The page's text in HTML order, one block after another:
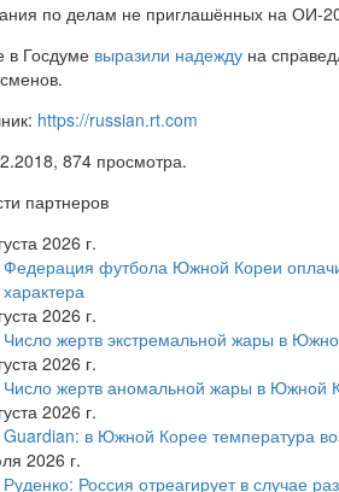
по делам не приглашённых на ОИ-
в Госдуме выразили надежду на
https://russian.rt.com
874 просмотра.
партнеров
2026 г.
Федерация футбола Южной Кореи
характера
2026 г.
Число жертв экстремальной жары в
2026 г.
Число жертв аномальной жары в Южной
2026 г.
Guardian: в Южной Корее температура
2026 г.
Руденко: Россия отреагирует в случае